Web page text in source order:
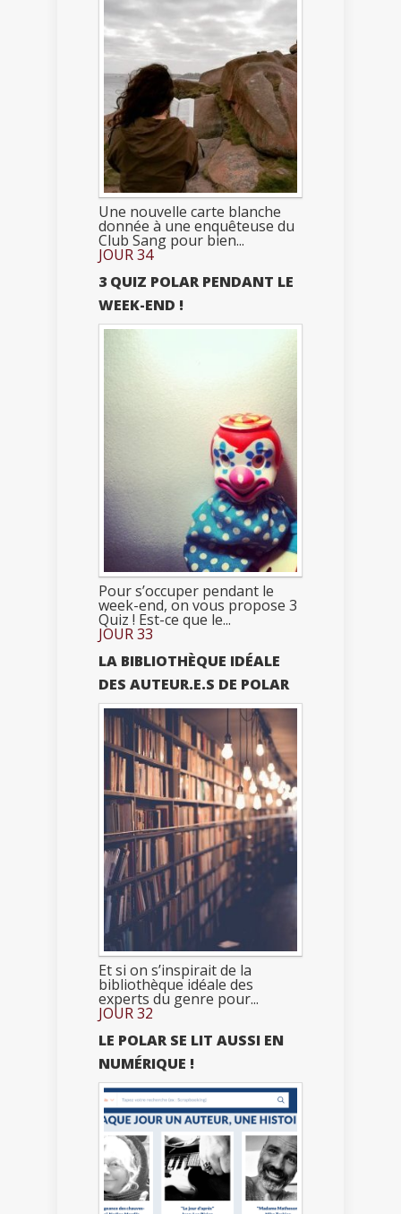
Une nouvelle carte blanche
donnée à une enquêteuse du
Club Sang pour bien...
JOUR 34
3 QUIZ POLAR PENDANT LE
WEEK-END !
Pour s’occuper pendant le
week-end, on vous propose 3
Quiz ! Est-ce que le...
JOUR 33
LA BIBLIOTHÈQUE IDÉALE
DES AUTEUR.E.S DE POLAR
Et si on s’inspirait de la
bibliothèque idéale des
experts du genre pour...
JOUR 32
LE POLAR SE LIT AUSSI EN
NUMÉRIQUE !